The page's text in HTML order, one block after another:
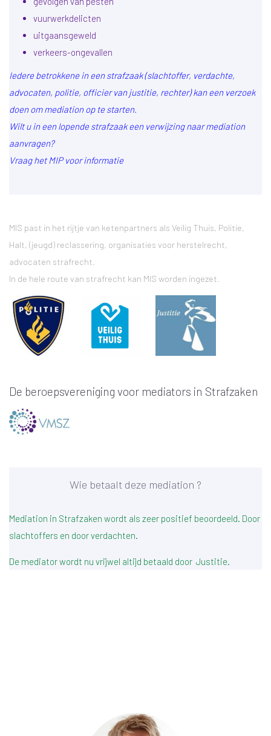
vuurwerkdelicten
uitgaansgeweld
verkeers-ongevallen
Iedere betrokkene in een strafzaak (slachtoffer, verdachte,
advocaten, politie, officier van justitie, rechter) kan een verzoek
doen om mediation op te starten.
Wilt u in een lopende strafzaak een verwijzing naar mediation
aanvragen?
Vraag het MIP voor informatie
MIS past in het rijtje van ketenpartners als Veilig Thuis, Politie,
Halt, (jeugd) reclassering, organisaties voor herstelrecht,
advocaten strafrecht.
In de hele route van strafrecht kan MIS worden ingezet.
De beroepsvereniging voor mediators in Strafzaken
Wie betaalt deze mediation ?
Mediation in Strafzaken wordt als zeer positief beoordeeld. Door
slachtoffers en door verdachten.
De mediator wordt nu vrijwel altijd betaald door Justitie.